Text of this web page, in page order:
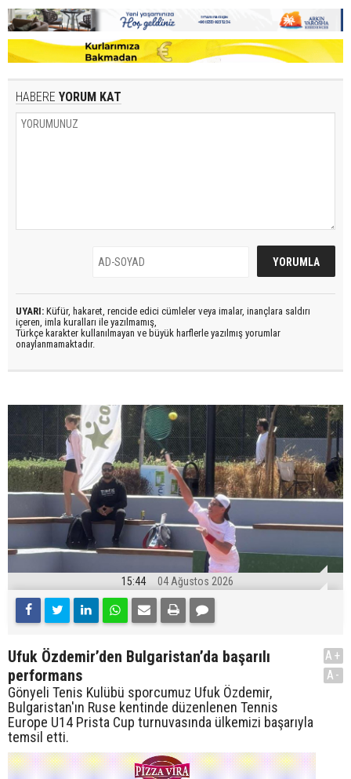
HABERE YORUM KAT
UYARI: Küfür, hakaret, rencide edici cümleler veya imalar, inançlara saldırı
içeren, imla kuralları ile yazılmamış,
Türkçe karakter kullanılmayan ve büyük harflerle yazılmış yorumlar
onaylanmamaktadır.
15:44 04 Ağustos 2026
Ufuk Özdemir’den Bulgaristan’da başarılı
performans
Gönyeli Tenis Kulübü sporcumuz Ufuk Özdemir,
Bulgaristan'ın Ruse kentinde düzenlenen Tennis
Europe U14 Prista Cup turnuvasında ülkemizi başarıyla
temsil etti.
A+
A-